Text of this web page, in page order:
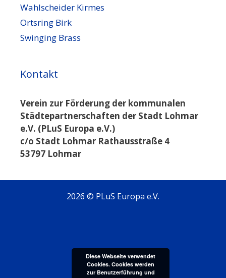
Wahlscheider Kirmes
Ortsring Birk
Swinging Brass
Kontakt
Verein zur Förderung der kommunalen
Städtepartnerschaften der Stadt Lohmar
e.V. (PLuS Europa e.V.)
c/o Stadt Lohmar Rathausstraße 4
53797 Lohmar
2026 © PLuS Europa e.V.
Diese Webseite verwendet
Cookies. Cookies werden
zur Benutzerführung und